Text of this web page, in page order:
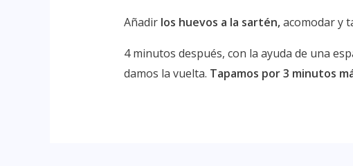
Añadir los huevos a la sartén,acomodar y
4 minutos después, con la ayuda de una
damos la vuelta. Tapamos por 3 minutos